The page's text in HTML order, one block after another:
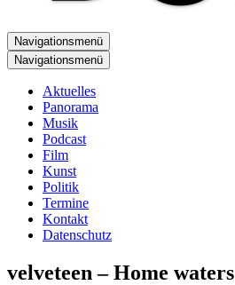
Navigationsmenü
Navigationsmenü
Aktuelles
Panorama
Musik
Podcast
Film
Kunst
Politik
Termine
Kontakt
Datenschutz
velveteen – Home waters